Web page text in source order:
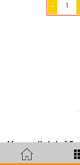
-
Mezura Kutulu